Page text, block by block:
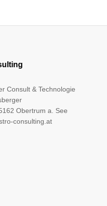
Consult & Technologie
Obertrum a. See
consulting.at